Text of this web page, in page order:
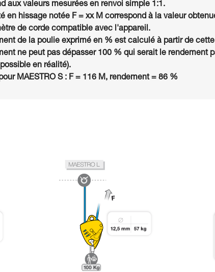
aux valeurs mesurées en renvoi simple 1:1.
en hissage notée F = xx M correspond à la valeur
de corde compatible avec l'appareil.
de la poulie exprimé en % est calculé à partir de
ne peut pas dépasser 100 % qui serait le rendement
en réalité).
MAESTRO S : F = 116 M, rendement = 86 %